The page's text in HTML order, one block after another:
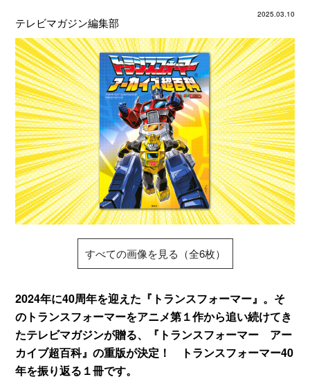
2025.03.10
テレビマガジン編集部
すべての画像を見る（全6枚）
2024年に40周年を迎えた『トランスフォーマー』。そ
のトランスフォーマーをアニメ第１作から追い続けてき
たテレビマガジンが贈る、『トランスフォーマー アー
カイブ超百科』の重版が決定！ トランスフォーマー40
年を振り返る１冊です。